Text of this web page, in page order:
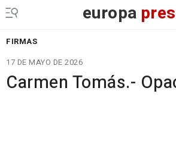
europa
FIRMAS
17 DE MAYO DE 2026
Carmen Tomás.-